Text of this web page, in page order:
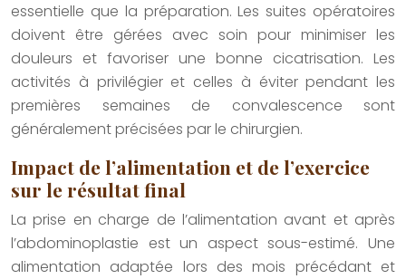
essentielle que la préparation. Les suites opératoires
doivent être gérées avec soin pour minimiser les
douleurs et favoriser une bonne cicatrisation. Les
activités à privilégier et celles à éviter pendant les
premières semaines de convalescence sont
généralement précisées par le chirurgien.
Impact de l’alimentation et de l’exercice
sur le résultat final
La prise en charge de l’alimentation avant et après
l’abdominoplastie est un aspect sous-estimé. Une
alimentation adaptée lors des mois précédant et